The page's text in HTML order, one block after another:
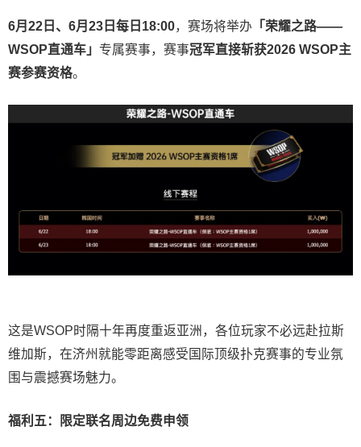
6月22日、6月23日每日18:00，赛场将举办 「荣耀之路——
WSOP直通车」 专属赛事，赛事冠军直接斩获2026 WSOP主
赛参赛资格。
这是WSOP时隔十年再度重返亚洲，各位玩家不必远赴拉斯
维加斯，在济州就能零距离感受国际顶级扑克赛事的专业氛
围与震撼赛场魅力。
福利五：限定联名周边免费申领